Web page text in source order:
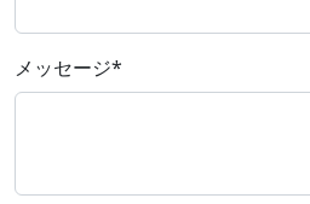
メッセージ*